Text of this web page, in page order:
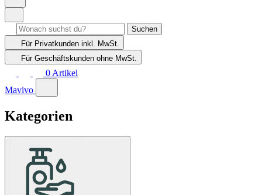
Suchen
Für Privatkunden inkl. MwSt.
Für Geschäftskunden ohne MwSt.
0 Artikel
Mavivo
Kategorien